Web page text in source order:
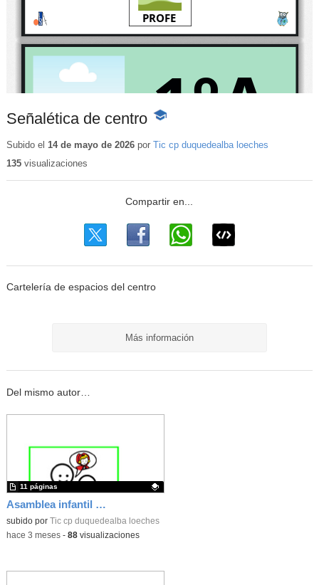
Señalética de centro -
educativo
Subido el 14 de mayo de 2026por Tic cp duquedealba loeches
135visualizaciones
Cartelería de espacios del centro
Más información
Del mismo autor…
Asamblea infantil accesible
Contenido educativo.
subido por Tic cp duquedealba loeches
11 páginas
-hace 3 meses- 88visualizaciones